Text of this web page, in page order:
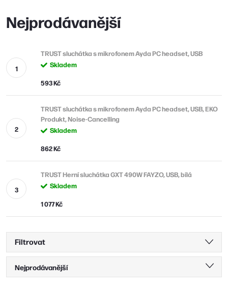
Nejprodávanější
TRUST sluchátka s mikrofonem Ayda PC headset, USB
Skladem
593 Kč
TRUST sluchátka s mikrofonem Ayda PC headset, USB, EKO
Produkt, Noise-Cancelling
Skladem
862 Kč
TRUST Herní sluchátka GXT 490W FAYZO, USB, bílá
Skladem
1 077 Kč
Filtrovat
Ř
a
Nejprodávanější